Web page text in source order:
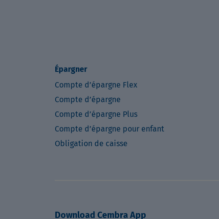
Épargner
Compte d’épargne Flex
Compte d’épargne
Compte d’épargne Plus
Compte d’épargne pour enfant
Obligation de caisse
Download Cembra App